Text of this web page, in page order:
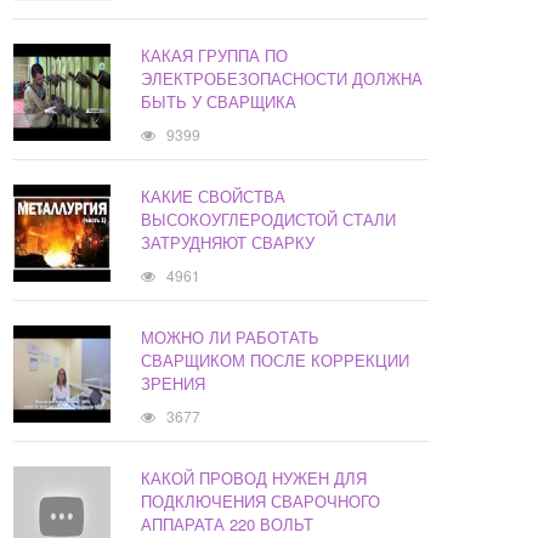
КАКАЯ ГРУППА ПО
ЭЛЕКТРОБЕЗОПАСНОСТИ ДОЛЖНА
БЫТЬ У СВАРЩИКА
9399
КАКИЕ СВОЙСТВА
ВЫСОКОУГЛЕРОДИСТОЙ СТАЛИ
ЗАТРУДНЯЮТ СВАРКУ
4961
МОЖНО ЛИ РАБОТАТЬ
СВАРЩИКОМ ПОСЛЕ КОРРЕКЦИИ
ЗРЕНИЯ
3677
КАКОЙ ПРОВОД НУЖЕН ДЛЯ
ПОДКЛЮЧЕНИЯ СВАРОЧНОГО
АППАРАТА 220 ВОЛЬТ